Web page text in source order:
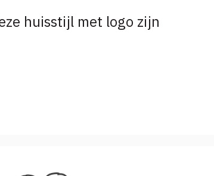
huisstijl met logo zijn